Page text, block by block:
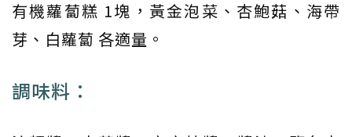
有機蘿蔔糕 1塊，黃金泡菜、杏鮑菇、海帶
芽、白蘿蔔 各適量。
調味料：